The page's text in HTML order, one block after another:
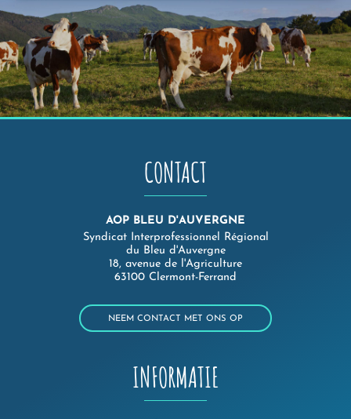
CONTACT
AOP BLEU D'AUVERGNE
Syndicat Interprofessionnel Régional
du Bleu d'Auvergne
18, avenue de l'Agriculture
63100 Clermont-Ferrand
NEEM CONTACT MET ONS OP
INFORMATIE